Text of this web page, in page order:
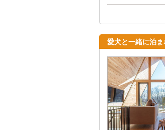
愛犬と一緒に泊